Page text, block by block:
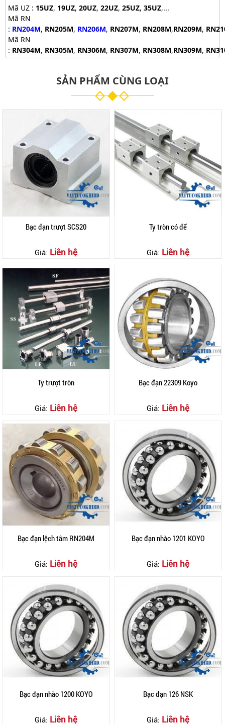
Mã UZ : 15UZ, 19UZ, 20UZ, 22UZ, 25UZ, 35UZ,...
Mã RN
: RN204M, RN205M, RN206M, RN207M, RN208M,RN209M,
Mã RN
: RN304M, RN305M, RN306M, RN307M, RN308M,RN309M,
SẢN PHẨM CÙNG LOẠI
Bạc đạn trượt SCS20
Giá: Liên hệ
Ty tròn có đế
Giá: Liên hệ
Ty trượt tròn
Giá: Liên hệ
Bạc đạn 22309 Koyo
Giá: Liên hệ
Bạc đạn lệch tâm RN204M
Giá: Liên hệ
Bạc đạn nhào 1201 KOYO
Giá: Liên hệ
Bạc đạn nhào 1200 KOYO
Giá: Liên hệ
Bạc đạn 126 NSK
Giá: Liên hệ